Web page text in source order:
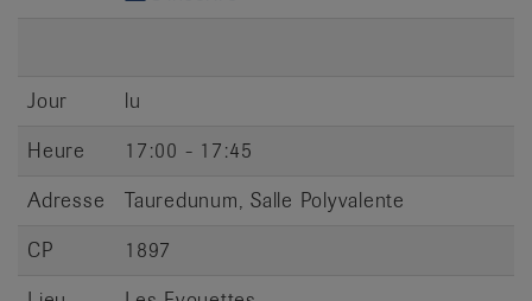
Jour
lu
Heure
17:00 - 17:45
Adresse
Tauredunum, Salle Polyvalente
CP
1897